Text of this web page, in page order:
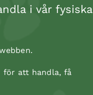
i vår fysiska
för att handla, få